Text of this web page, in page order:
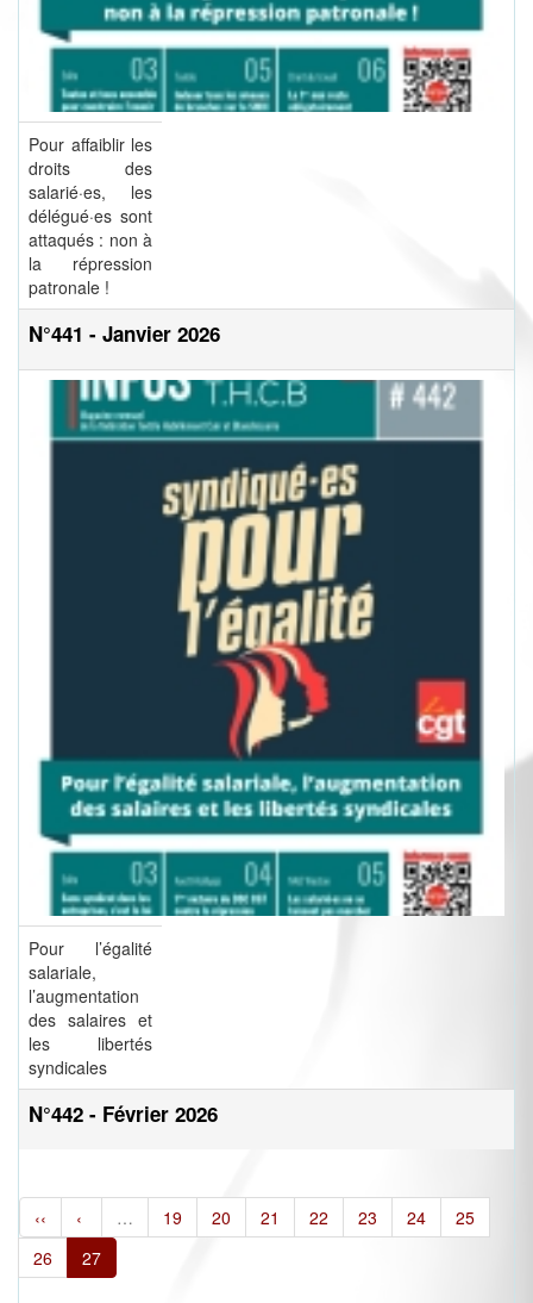
Pour affaiblir les
droits des
salarié·es, les
délégué·es sont
attaqués : non à
la répression
patronale !
N°441 - Janvier 2026
Pour l’égalité
salariale,
l’augmentation
des salaires et
les libertés
syndicales
N°442 - Février 2026
‹‹ ‹ … 19 20 21 22 23 24
25
26
27